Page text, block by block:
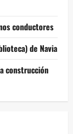
conductores
de Navia
construcción